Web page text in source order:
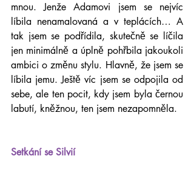
mnou. Jenže Adamovi jsem se nejvíc
líbila nenamalovaná a v teplácích… A
tak jsem se podřídila, skutečně se líčila
jen minimálně a úplně pohřbila jakoukoli
ambici o změnu stylu. Hlavně, že jsem se
líbila jemu. Ještě víc jsem se odpojila od
sebe, ale ten pocit, kdy jsem byla černou
labutí, kněžnou, ten jsem nezapomněla.
Setkání se Silvií